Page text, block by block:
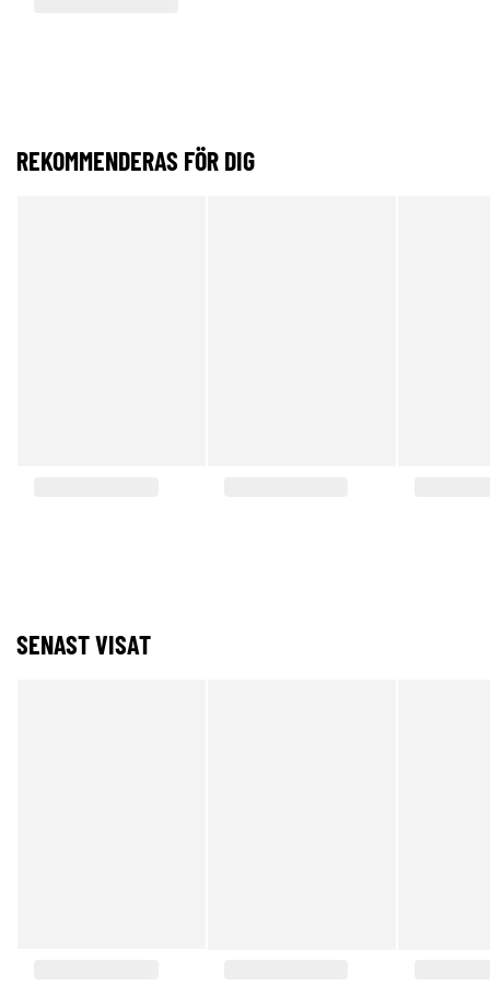
REKOMMENDERAS FÖR DIG
SENAST VISAT